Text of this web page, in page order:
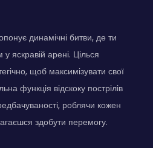
динамічні битви, де ти
яскравій арені. Цілься
щоб максимізувати свої
функція відскоку пострілів
роблячи кожен
здобути перемогу.